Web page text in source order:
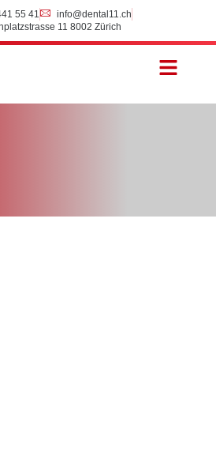
55 41
info@dental11.ch
11 8002 Zürich